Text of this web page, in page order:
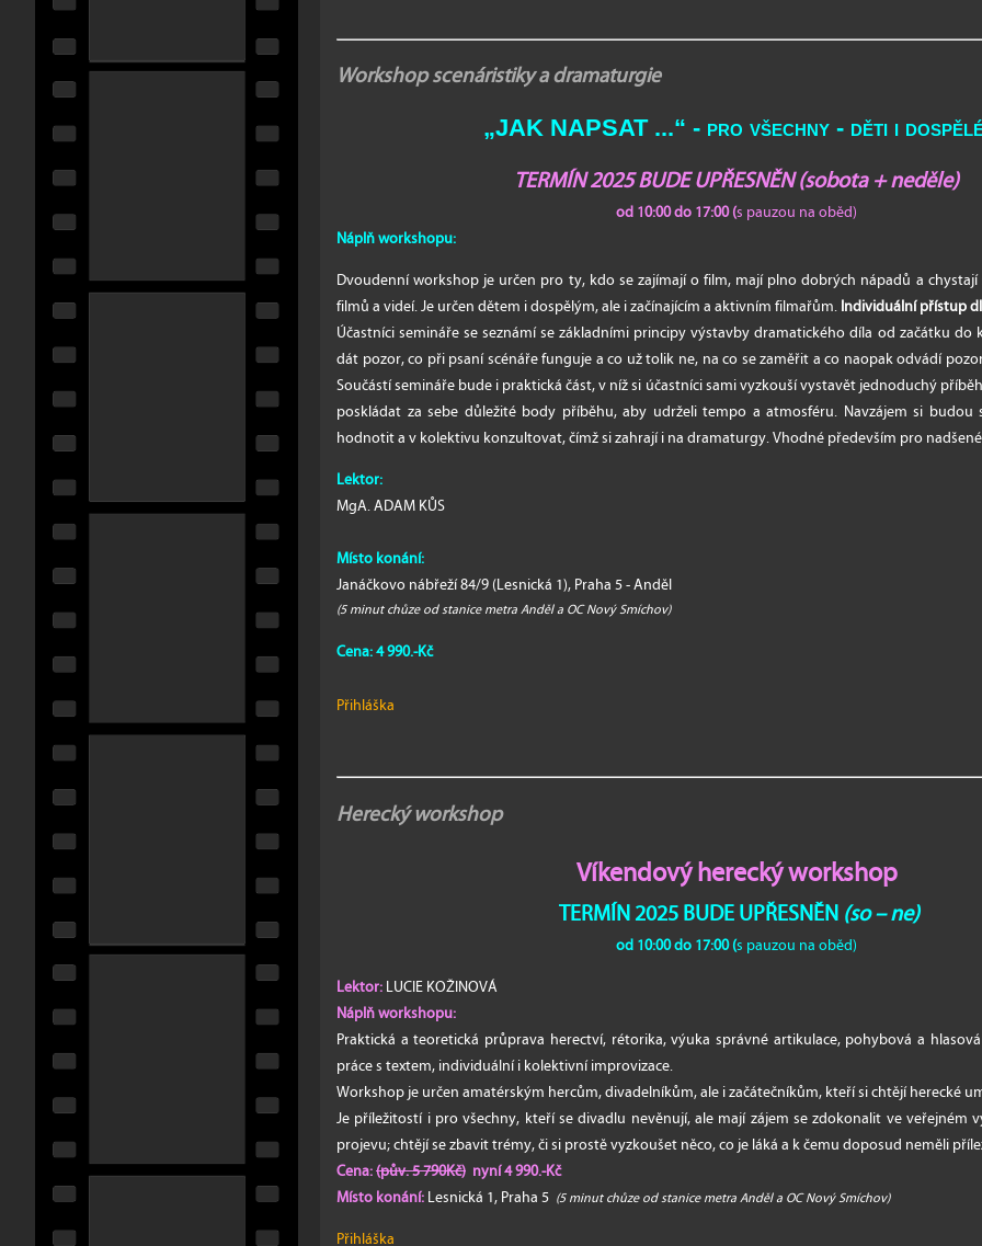
Workshop scenáristiky a dramaturgie
„JAK NAPSAT ...“ - pro všechny - děti i
TERMÍN 2025 BUDE UPŘESNĚN(sobota + neděle)
od 10:00 do 17:00(s pauzou na oběd)
Náplň workshopu:
Dvoudenní workshop je určen pro ty, kdo se zajímají o film, mají plno dobrých nápadů a
filmů a videí. Je určen dětem i dospělým, ale i začínajícím a aktivním filmařům.Individuální přístup
Účastníci semináře se seznámí se základními principy výstavby dramatického díla od začátku do
dát pozor, co při psaní scénáře funguje a co už tolik ne, na co se zaměřit a co naopak odvádí
Součástí semináře bude i praktická část, v níž si účastníci sami vyzkouší vystavět jednoduchý
poskládat za sebe důležité body příběhu, aby udrželi tempo a atmosféru. Navzájem si budou
hodnotit a v kolektivu konzultovat, čímž si zahrají i na dramaturgy. Vhodné především pro
Lektor:
MgA. ADAM KŮS
Místo konání:
Janáčkovo nábřeží 84/9 (Lesnická 1), Praha 5 - Anděl
(5 minut chůze od stanice metra Anděl a OC Nový Smíchov)
Cena: 4 990.-Kč
Přihláška
Herecký workshop
Víkendový herecký workshop
TERMÍN 2025 BUDE UPŘESNĚN(so – ne)
od 10:00 do 17:00 (s pauzou na oběd)
Lektor:LUCIE KOŽINOVÁ
Náplň workshopu:
Praktická a teoretická průprava herectví, rétorika, výuka správné artikulace, pohybová a
práce s textem, individuální i kolektivní improvizace.
Workshop je určen amatérským hercům, divadelníkům, ale i začátečníkům, kteří si chtějí herecké
Je příležitostí i pro všechny, kteří se divadlu nevěnují, ale mají zájem se zdokonalit ve veřejném
projevu; chtějí se zbavit trémy, či si prostě vyzkoušet něco, co je láká a k čemu doposud neměli
Cena:(pův. 5 790Kč) nyní 4 990.-Kč
Místo konání:Lesnická 1, Praha 5 (5 minut chůze od stanice metra Anděl a OC Nový Smíchov)
Přihláška